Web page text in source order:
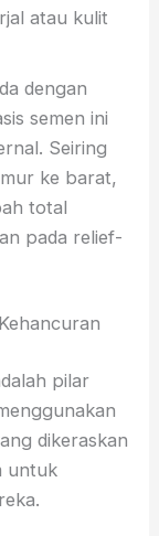
atau kulit
dengan
semen ini
Seiring
ke barat,
total
pada relief-
pilar
dikeraskan
untuk